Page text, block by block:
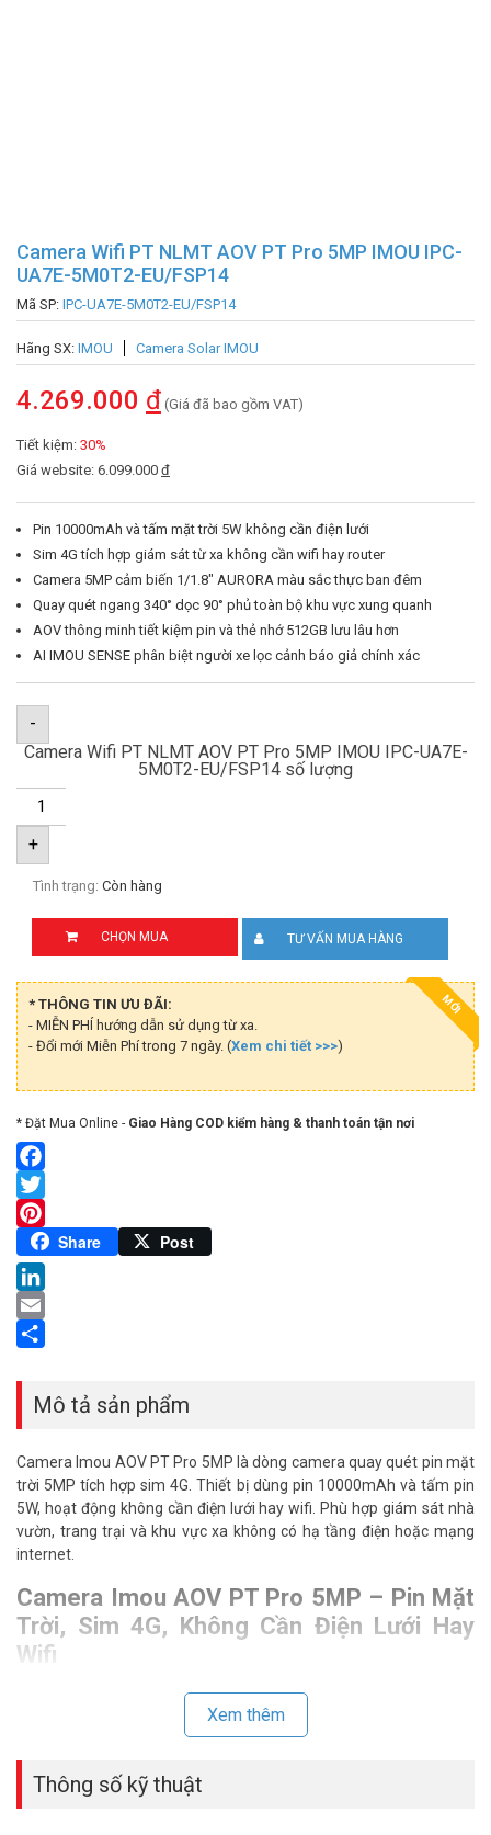
Camera Wifi PT NLMT AOV PT Pro 5MP IMOU IPC-
UA7E-5M0T2-EU/FSP14
Mã SP: IPC-UA7E-5M0T2-EU/FSP14
Hãng SX: IMOU Camera Solar IMOU
4.269.000 đ (Giá đã bao gồm VAT)
Tiết kiệm: 30%
Giá website: 6.099.000 đ
Pin 10000mAh và tấm mặt trời 5W không cần điện lưới
Sim 4G tích hợp giám sát từ xa không cần wifi hay router
Camera 5MP cảm biến 1/1.8″ AURORA màu sắc thực ban đêm
Quay quét ngang 340° dọc 90° phủ toàn bộ khu vực xung quanh
AOV thông minh tiết kiệm pin và thẻ nhớ 512GB lưu lâu hơn
AI IMOU SENSE phân biệt người xe lọc cảnh báo giả chính xác
-
Camera Wifi PT NLMT AOV PT Pro 5MP IMOU IPC-UA7E-
5M0T2-EU/FSP14 số lượng
+
Tình trạng: Còn hàng
CHỌN MUA TƯ VẤN MUA HÀNG
MỚI
* THÔNG TIN ƯU ĐÃI:
- MIỄN PHÍ hướng dẫn sử dụng từ xa.
- Đổi mới Miễn Phí trong 7 ngày. (Xem chi tiết >>>)
* Đặt Mua Online - Giao Hàng COD kiểm hàng & thanh toán tận nơi
Facebook
Twitter
Pinterest
Share Post
LinkedIn
Email
Mô tả sản phẩm
Camera Imou AOV PT Pro 5MP là dòng camera quay quét pin mặt
trời 5MP tích hợp sim 4G. Thiết bị dùng pin 10000mAh và tấm pin
5W, hoạt động không cần điện lưới hay wifi. Phù hợp giám sát nhà
vườn, trang trại và khu vực xa không có hạ tầng điện hoặc mạng
internet.
Camera Imou AOV PT Pro 5MP – Pin Mặt
Trời, Sim 4G, Không Cần Điện Lưới Hay
Wifi
Lắp camera tại vườn, rẫy hay kho bãi xa thường vướng bài toán
không có điện và không có mạng.Camera Imou
giải quyết cả hai vấn đề đó trong một thiết bị. Pin 10000mAh tích
trữ điện để camera hoạt động liên tục cả ban đêm và ngày râm
mây. Tấm pin mặt trời 5W sạc lại pin trong ngày nắng, giúp hệ
Xem thêm
Thông số kỹ thuật